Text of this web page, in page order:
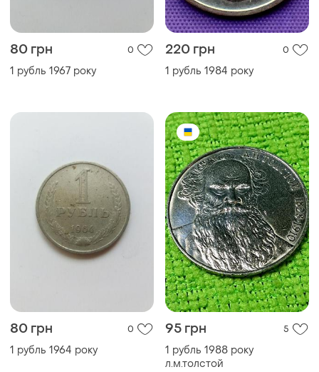
80 грн 0
1 рубль 1967 року
220 грн 0
1 рубль 1984 року
80 грн 0
1 рубль 1964 року
95 грн 5
1 рубль 1988 року
л.м.толстой